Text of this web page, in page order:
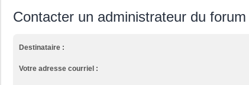
Contacter un administrateur du forum
Destinataire :
Votre adresse courriel :